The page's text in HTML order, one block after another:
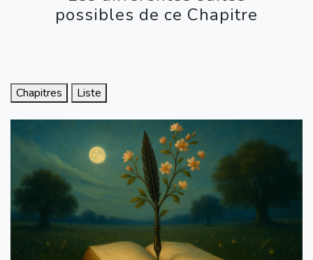
possibles de ce Chapitre
Chapitres Liste